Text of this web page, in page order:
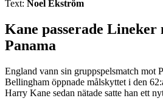
Text: Noel Ekström
Kane passerade Lineker
Panama
England vann sin gruppspelsmatch mot
Bellingham öppnade målskyttet i den
Harry Kane sedan nätade satte han ett